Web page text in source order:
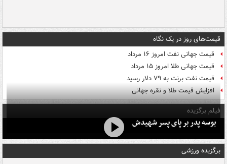
قیمت‌های روز در یک نگاه
قیمت جهانی نفت امروز ۱۶ مرداد
قیمت جهانی طلا امروز ۱۵ مرداد
قیمت نفت برنت به ۷۹ دلار رسید
افزایش قیمت طلا و نقره جهانی
فیلم برگزیده
بوسه‌ پدر بر پای پسر شهیدش
برگزیده ورزشی